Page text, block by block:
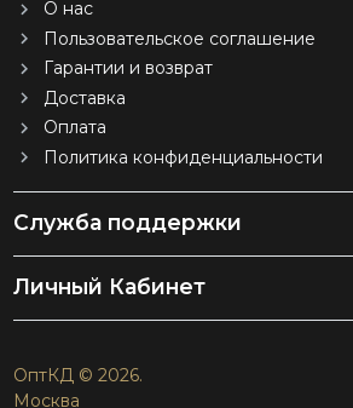
О нас
Пользовательское соглашение
Гарантии и возврат
Доставка
Оплата
Политика конфиденциальности
Служба поддержки
Личный Кабинет
ОптКД © 2026.
Москва